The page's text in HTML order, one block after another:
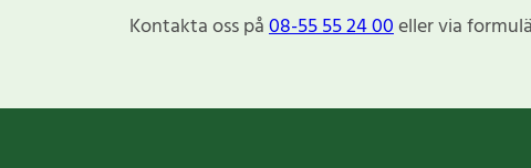
Kontakta oss på08-55 55 24 00eller via